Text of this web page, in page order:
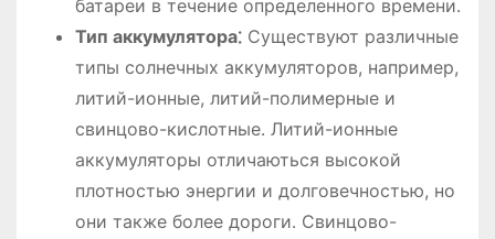
батареи в течение определенного времени․
Тип аккумулятора⁚Существуют различные
типы солнечных аккумуляторов, например,
литий-ионные, литий-полимерные и
свинцово-кислотные․ Литий-ионные
аккумуляторы отличаються высокой
плотностью энергии и долговечностью, но
они также более дороги․ Свинцово-